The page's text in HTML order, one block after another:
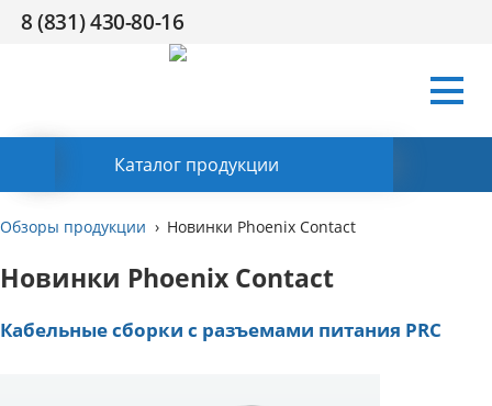
8 (831) 430-80-16
Каталог продукции
Компания СертификатыПоддержкаHRКонтакты
Обзоры продукции Новинки Phoenix Contact
Новинки Phoenix Contact
Кабельные сборки с разъемами питания PRC